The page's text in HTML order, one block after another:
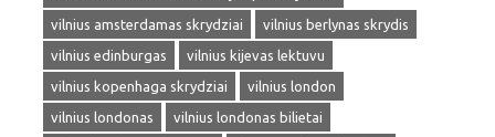
vilnius amsterdamas skrydziai
vilnius berlynas skrydis
vilnius edinburgas
vilnius kijevas lektuvu
vilnius kopenhaga skrydziai
vilnius london
vilnius londonas
vilnius londonas bilietai